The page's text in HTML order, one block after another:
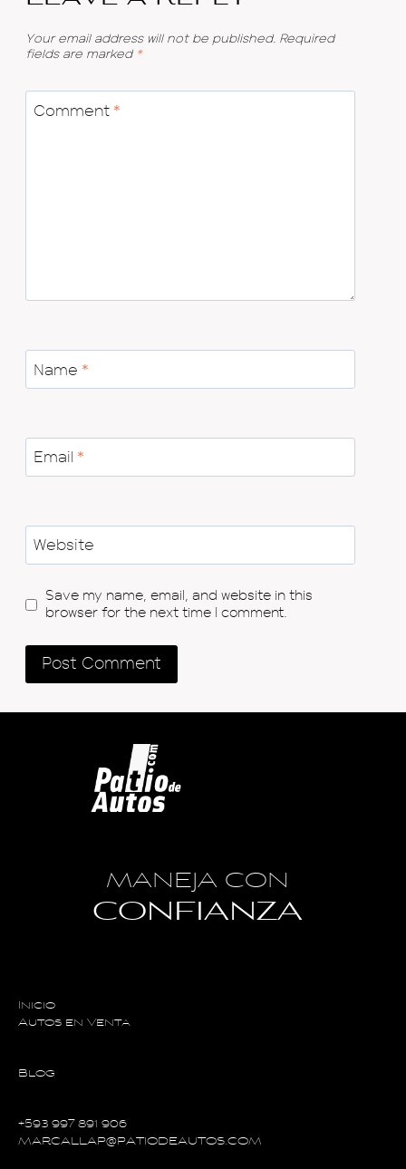
Your email address will not be published. Required
fields are marked *
Comment *
Name *
Email *
Website
Save my name, email, and website in this
browser for the next time I comment.
MANEJA CON
CONFIANZA
Inicio
Autos en Venta
Blog
+593 997 891 906
MARCALLAP@PATIODEAUTOS.COM